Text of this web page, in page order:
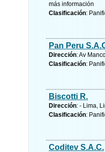
más información
Clasificación:
Pan Peru
Dirección: Av
Clasificación:
Biscotti R.
Dirección: - Lima,
Clasificación:
Coditev S.A.C.